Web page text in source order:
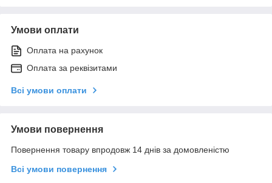
Умови оплати
Оплата на рахунок
Оплата за реквізитами
Всі умови оплати
Умови повернення
Повернення товару впродовж 14 днів за домовленістю
Всі умови повернення